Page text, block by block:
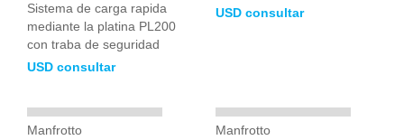
Sistema de carga rapida
mediante la platina PL200
con traba de seguridad
USD consultar
USD consultar
Manfrotto Manfrotto